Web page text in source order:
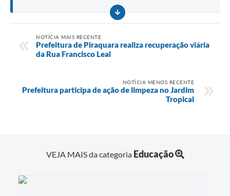
NOTÍCIA MAIS RECENTE
Prefeitura de Piraquara realiza recuperação viária
da Rua Francisco Leal
NOTÍCIA MENOS RECENTE
Prefeitura participa de ação de limpeza no Jardim
Tropical
VEJA MAIS da categoria Educação